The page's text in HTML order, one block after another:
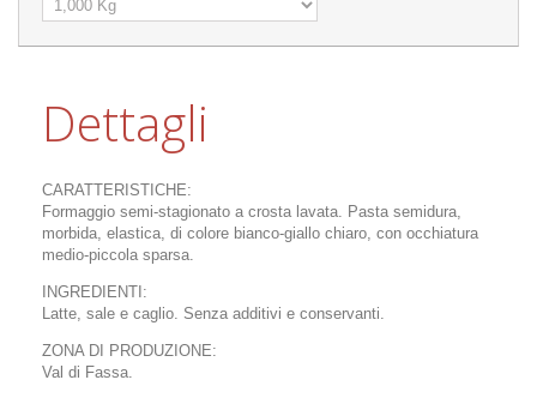
Dettagli
CARATTERISTICHE:
Formaggio semi-stagionato a crosta lavata. Pasta semidura,
morbida, elastica, di colore bianco-giallo chiaro, con occhiatura
medio-piccola sparsa.
INGREDIENTI:
Latte, sale e caglio. Senza additivi e conservanti.
ZONA DI PRODUZIONE:
Val di Fassa.